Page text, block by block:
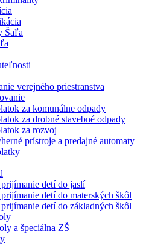
Šaľa
verejného priestranstva
za komunálne odpady
za drobné stavebné odpady
za rozvoj
prístroje a predajné automaty
detí do jaslí
detí do materských škôl
detí do základných škôl
a špeciálna ZŠ